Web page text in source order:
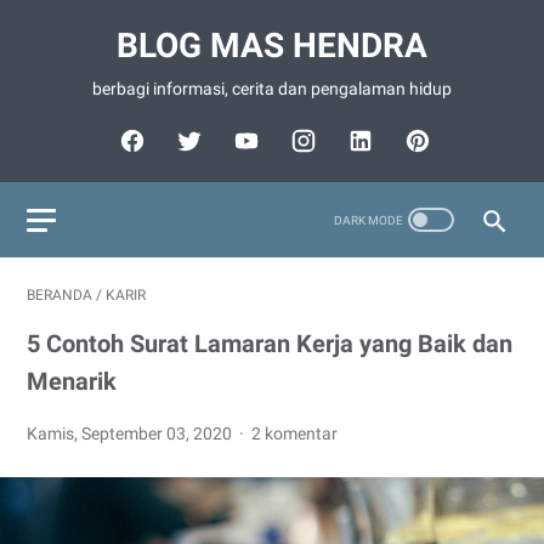
BLOG MAS HENDRA
berbagi informasi, cerita dan pengalaman hidup
BERANDA / KARIR
5 Contoh Surat Lamaran Kerja yang Baik dan
Menarik
Kamis, September 03, 2020 2 komentar